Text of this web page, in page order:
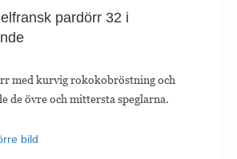
pardörr 32 i
med kurvig rokokobröstning och
de övre och mittersta speglarna.
bild